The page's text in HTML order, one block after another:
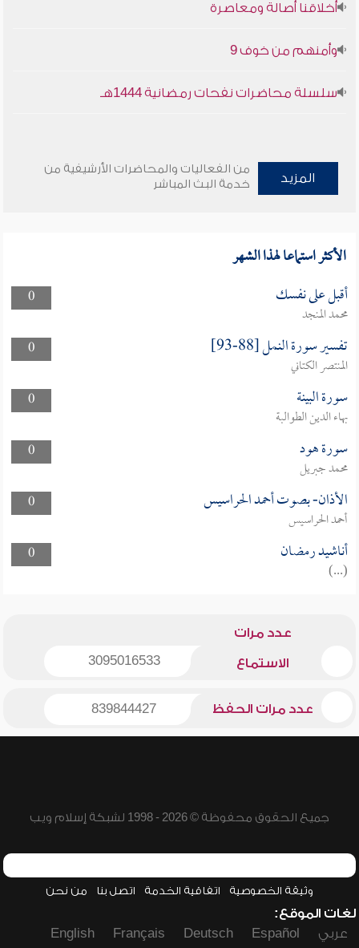
أخلاقنا أصالة ومعاصرة
وأمنهم من خوف 9
سلسلة محاضرات نفحات رمضانية 1444هـ
المزيد
من الفعاليات والمحاضرات الأرشيفية من
خدمة البث المباشر
الأكثر استماعا لهذا الشهر
0 أقبل على نفسك
محمد المنجد
0
تفسير سورة النمل [88-93]
المنتصر الكتاني
0
سورة البينة
بهاء الدين الطوالبة
0
سورة هود
محمد جبريل
0
الأذان- بصوت أحمد الحراسيس
أحمد الحراسيس
0
أناشيد رمضان
(...)
عدد مرات
الاستماع 3095016533
عدد مرات الحفظ 839844427
جميع الحقوق محفوظة © 2026 - 1998 لشبكة إسلام ويب
وثيقة الخصوصية اتفاقية الخدمة اتصل بنا من نحن
لغات الموقع:
عربي
Español
Deutsch
Français
English